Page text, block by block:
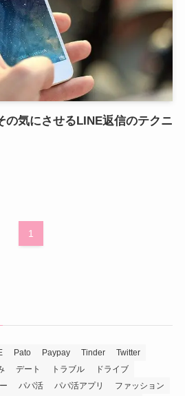
の気にさせるLINE返信のテクニ
1
Pato Paypay Tinder
Twitter
デート トラブル
ドライブ
パパ活 パパ活アプリ
ファッション